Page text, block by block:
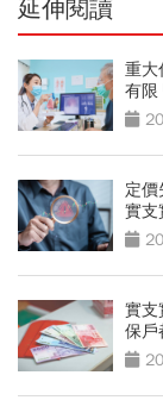
延伸閱讀
重大
有限
定價
實支
實支
保戶